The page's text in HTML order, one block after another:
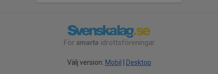
För smarta idrottsföreningar
Välj version: Mobil Desktop